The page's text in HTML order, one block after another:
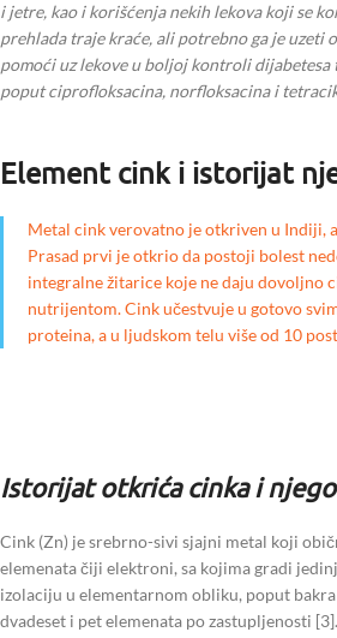
i jetre, kao i korišćenja nekih lekova koji se
prehlada traje kraće, ali potrebno ga je uzeti
pomoći uz lekove u boljoj kontroli
poput ciprofloksacina, norfloksacina i
Element cink i istorijat
Metal cink verovatno je otkriven u Indiji,
Prasad prvi je otkrio da postoji bolest
integralne žitarice koje ne daju dovoljno
nutrijentom. Cink učestvuje u gotovo
proteina, a u ljudskom telu više od 10
Istorijat otkrića cinka i
Cink (Zn) je srebrno-sivi sjajni metal koji
elemenata čiji elektroni, sa kojima gradi
izolaciju u elementarnom obliku, poput
dvadeset i pet elemenata po zastupljenosti